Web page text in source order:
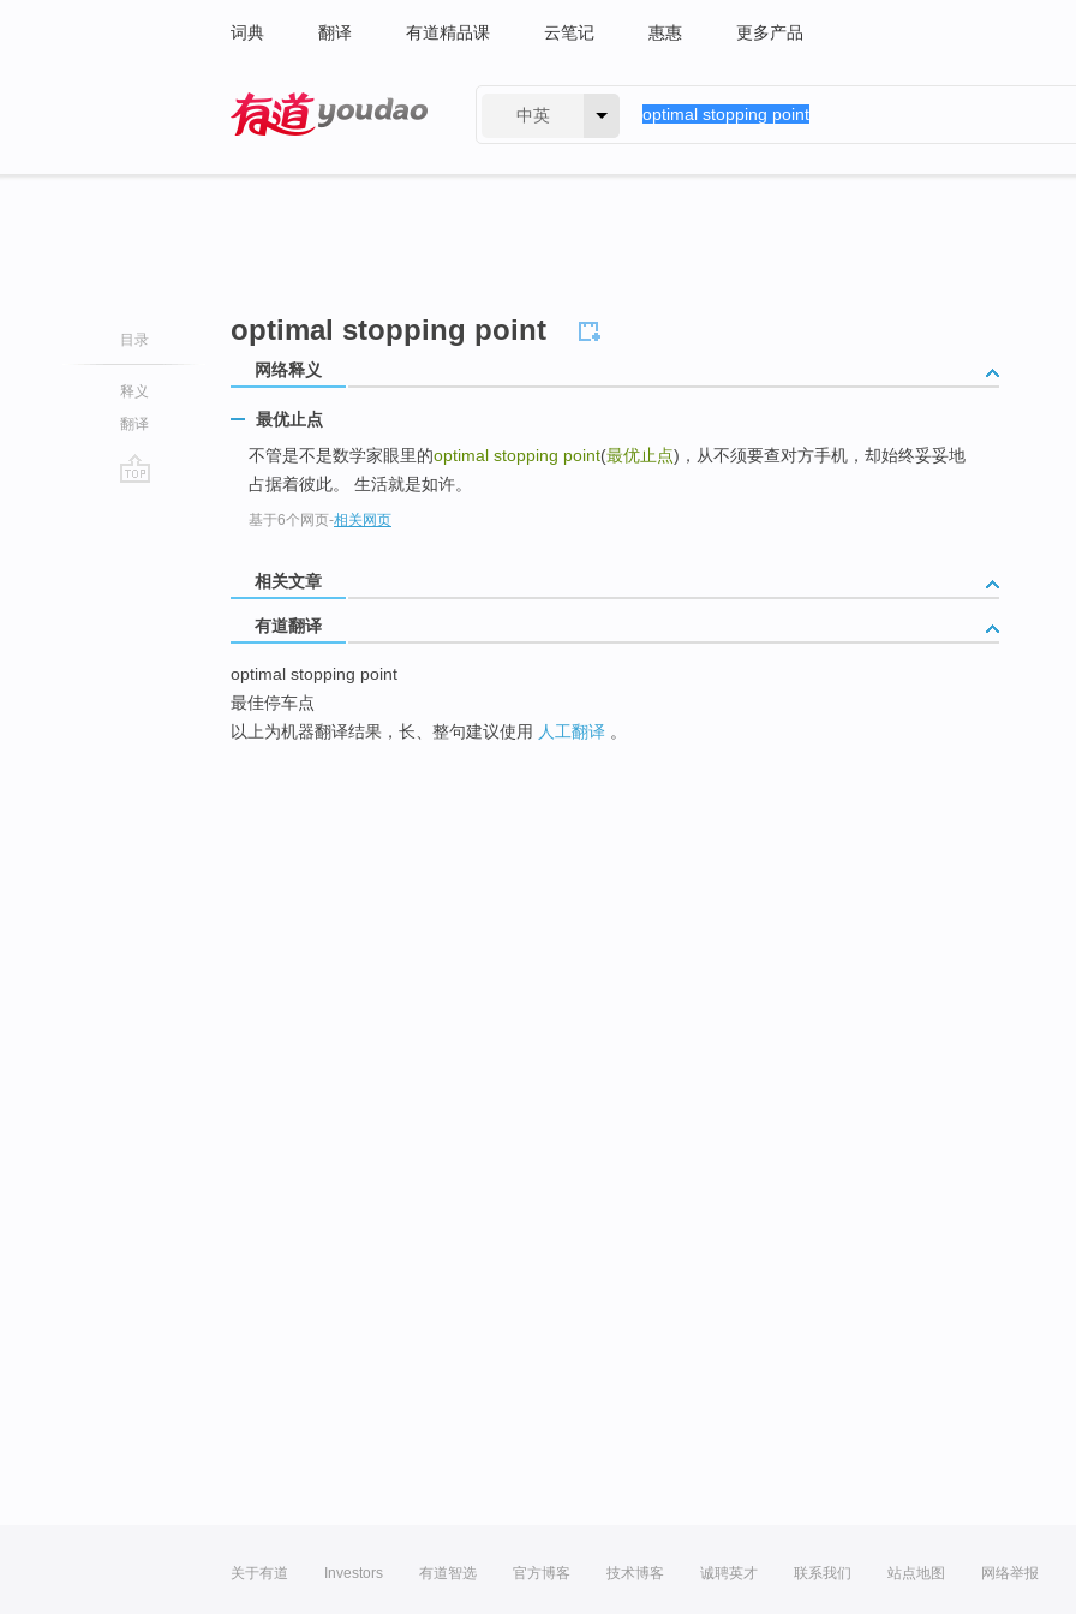
词典 翻译 有道精品课 云笔记 惠惠 更多产品
中英
目录
释义
翻译
optimal stopping point
网络释义
最优止点
不管是不是数学家眼里的optimal stopping point(最优止点)，从不须要查对方手机，却始终妥妥地
占据着彼此。 生活就是如许。
基于6个网页-相关网页
相关文章
有道翻译
optimal stopping point
最佳停车点
以上为机器翻译结果，长、整句建议使用 人工翻译 。
关于有道 Investors 有道智选 官方博客 技术博客 诚聘英才 联系我们 站点地图 网络举报